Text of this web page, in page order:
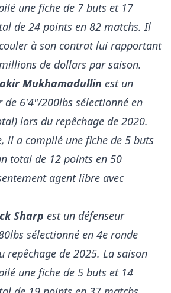
une fiche de 7 buts et 17
de 24 points en 82 matchs. Il
à son contrat lui rapportant
de dollars par saison.
Mukhamadullin est un
de 6'4"/200lbs sélectionné en
lors du repêchage de 2020.
il a compilé une fiche de 5 buts
total de 12 points en 50
agent libre avec
Sharp est un défenseur
sélectionné en 4e ronde
repêchage de 2025. La saison
une fiche de 5 buts et 14